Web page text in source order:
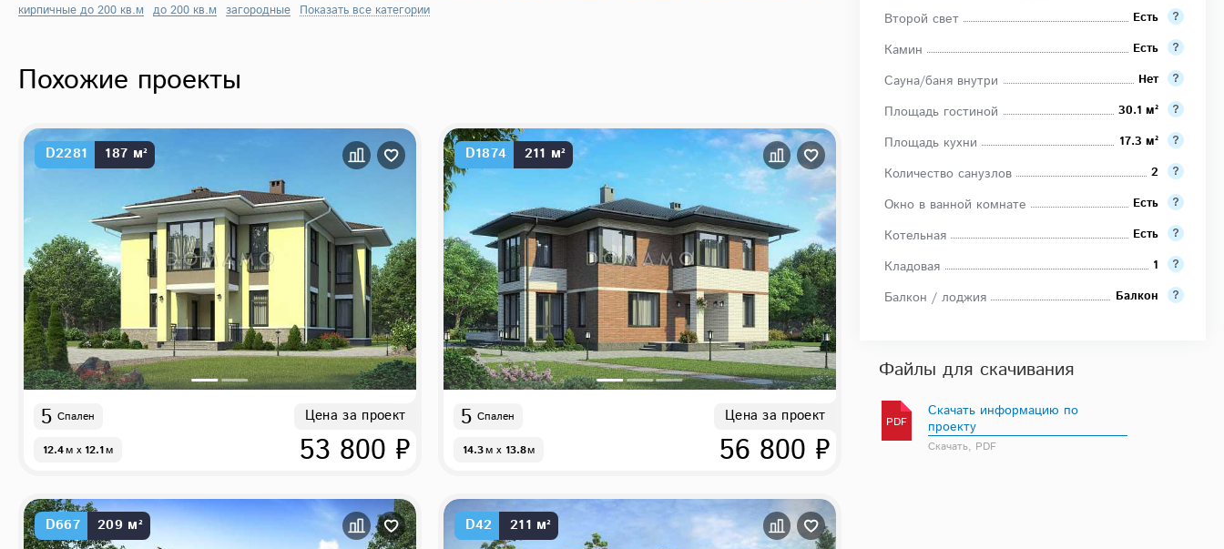
Второй свет Есть
Камин Есть
Сауна/баня внутри Нет
Площадь гостиной 30.1 м²
Площадь кухни 17.3 м²
Количество санузлов 2
Окно в ванной комнате Есть
Котельная Есть
Кладовая 1
Балкон / лоджия Балкон
Файлы для скачивания
PDF
Скачать информацию по
проекту
Скачать, PDF
кирпичные до 200 кв.м до 200 кв.м загородные Показать все категории
Похожие проекты
D2281 187 м²
5 Спален
12.4м x 12.1м
Цена за проект
53 800 ₽
D1874 211 м²
5 Спален
14.3м x 13.8м
Цена за проект
56 800 ₽
D667 209 м² D42 211 м²